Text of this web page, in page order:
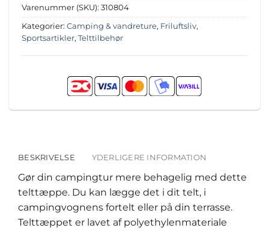
Varenummer (SKU): 310804
Kategorier: Camping & vandreture, Friluftsliv,
Sportsartikler, Telttilbehør
BESKRIVELSE YDERLIGERE INFORMATION
Gør din campingtur mere behagelig med dette
telttæppe. Du kan lægge det i dit telt, i
campingvognens fortelt eller på din terrasse.
Telttæppet er lavet af polyethylenmateriale